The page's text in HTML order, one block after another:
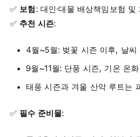
✅ 보험: 대인·대물 배상책임보험
✅ 추천 시즌:
4월~5월: 벚꽃 시즌 이후, 날씨
9월~11월: 단풍 시즌, 기온 온화
태풍 시즌과 겨울 산악 루트는
✅ 필수 준비물: